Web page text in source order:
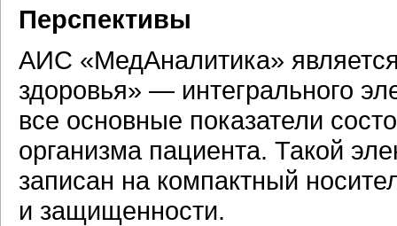
Перспективы
АИС «МедАналитика»
здоровья» — интегрального
все основные показатели
организма пациента. Такой
записан на компактный
и защищенности.